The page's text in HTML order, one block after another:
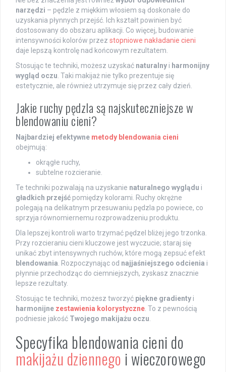
narzędzi – pędzle z miękkim włosiem są doskonałe do
uzyskania płynnych przejść. Ich kształt powinien być
dostosowany do obszaru aplikacji. Co więcej, budowanie
intensywności kolorów przez stopniowe nakładanie cieni
daje lepszą kontrolę nad końcowym rezultatem.
Stosując te techniki, możesz uzyskać naturalny i harmonijny
wygląd oczu . Taki makijaż nie tylko prezentuje się
estetycznie, ale również utrzymuje się przez cały dzień.
Jakie ruchy pędzla są najskuteczniejsze w
blendowaniu cieni?
Najbardziej efektywne metody blendowania cieni
obejmują:
okrągłe ruchy,
subtelne rozcieranie.
Te techniki pozwalają na uzyskanie naturalnego wyglądu i
gładkich przejść pomiędzy kolorami. Ruchy okrężne
polegają na delikatnym przesuwaniu pędzla po powiece, co
sprzyja równomiernemu rozprowadzeniu produktu.
Dla lepszej kontroli warto trzymać pędzel bliżej jego trzonka.
Przy rozcieraniu cieni kluczowe jest wyczucie; staraj się
unikać zbyt intensywnych ruchów, które mogą zepsuć efekt
blendowania . Rozpoczynając od najjaśniejszego odcienia i
płynnie przechodząc do ciemniejszych, zyskasz znacznie
lepsze rezultaty.
Stosując te techniki, możesz tworzyć piękne gradienty i
harmonijne zestawienia kolorystyczne . To z pewnością
podniesie jakość Twojego makijażu oczu
Specyfika blendowania cieni do
makijażu dziennego i wieczorowego